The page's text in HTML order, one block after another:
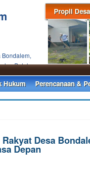
Propil Desa
Bondalem,
Buleleng
Hukum Perencanaan &
Desa
Depan